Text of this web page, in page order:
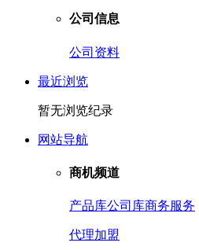
公司信息
公司资料
最近浏览
暂无浏览纪录
网站导航
商机频道
产品库公司库商务服务
代理加盟